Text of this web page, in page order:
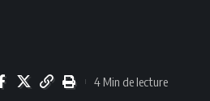
4 Min de lecture